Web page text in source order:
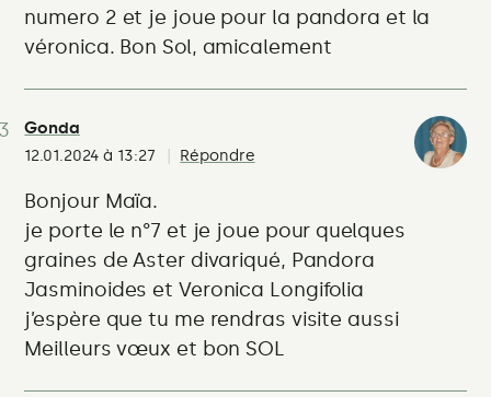
numero 2 et je joue pour la pandora et la
véronica. Bon Sol, amicalement
Gonda
12.01.2024 à 13:27 Répondre
Bonjour Maïa.
je porte le n°7 et je joue pour quelques
graines de Aster divariqué, Pandora
Jasminoides et Veronica Longifolia
j’espère que tu me rendras visite aussi
Meilleurs vœux et bon SOL